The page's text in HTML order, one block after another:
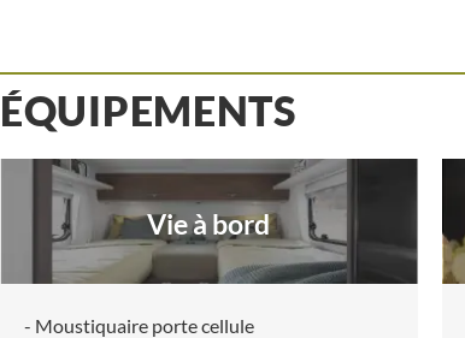
ÉQUIPEMENTS
Vie à bord
- Moustiquaire porte cellule